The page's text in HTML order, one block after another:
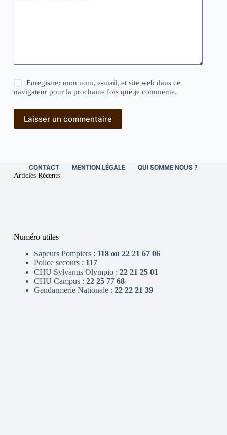
Enregistrer mon nom, e-mail, et site web dans ce
navigateur pour la prochaine fois que je commente.
Laisser un commentaire
CONTACT MENTION LÉGALE QUI SOMME NOUS ?
Articles Récents
Numéro utiles
Sapeurs Pompiers : 118 ou 22 21 67 06
Police secours : 117
CHU Sylvanus Olympio : 22 21 25 01
CHU Campus : 22 25 77 68
Gendarmerie Nationale : 22 22 21 39